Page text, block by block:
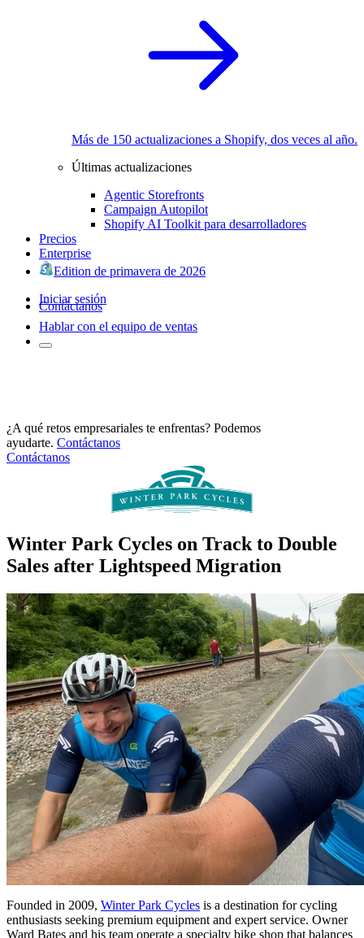
Más de 150 actualizaciones a Shopify, dos veces al año.
Últimas actualizaciones
Agentic Storefronts
Campaign Autopilot
Shopify AI Toolkit para desarrolladores
Precios
Enterprise
Edition de primavera de 2026
Iniciar sesión
Contáctanos
Hablar con el equipo de ventas
¿A qué retos empresariales te enfrentas? Podemos
ayudarte. Contáctanos
Contáctanos
Winter Park Cycles on Track to Double
Sales after Lightspeed Migration
Founded in 2009, Winter Park Cycles is a destination for cycling
enthusiasts seeking premium equipment and expert service. Owner
Ward Bates and his team operate a specialty bike shop that balances